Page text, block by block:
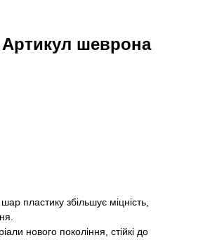
шеврона
пластику збільшує міцність,
нового покоління, стійкі до